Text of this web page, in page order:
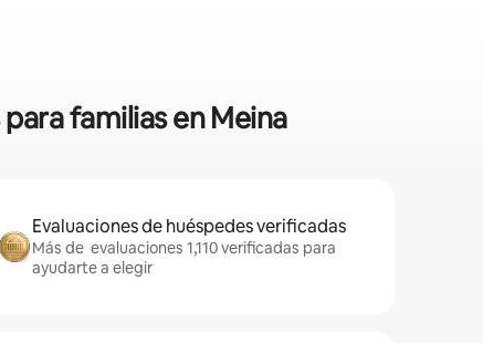
familias en Meina
Evaluaciones de huéspedes verificadas
Más de evaluaciones 1,110 verificadas para
ayudarte a elegir